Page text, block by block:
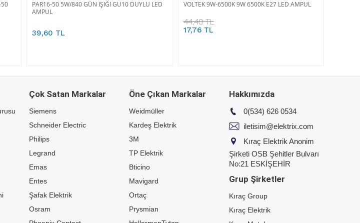
PAR16-50 5W/840 GÜN IŞIĞI GU10 DUYLU LED
AMPUL
39,60 TL
VOLTEK 9W-6500K 9W 6500K E27 LED AMPUL
44,40 TL
17,76 TL
Çok Satan Markalar
Siemens
Schneider Electric
Philips
Legrand
Emas
Entes
Şafak Elektrik
Osram
Öne Çıkan Markalar
Weidmüller
Kardeş Elektrik
3M
TP Elektrik
Bticino
Mavigard
Ortaç
Prysmian
Hakkımızda
0(534) 626 0534
iletisim@elektrix.com
Kıraç Elektrik Anonim
Şirketi OSB Şehitler Bulvarı
No:21 ESKİŞEHİR
Grup Şirketler
Kıraç Group
Kıraç Elektrik